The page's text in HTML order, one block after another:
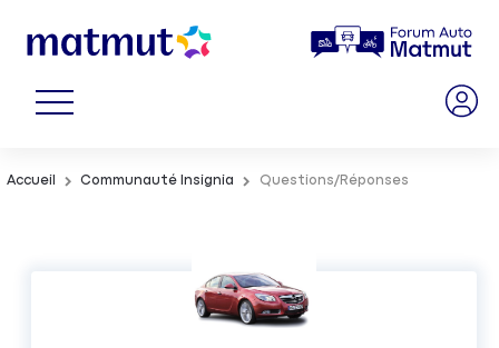
Accueil Communauté Insignia Questions/Réponses